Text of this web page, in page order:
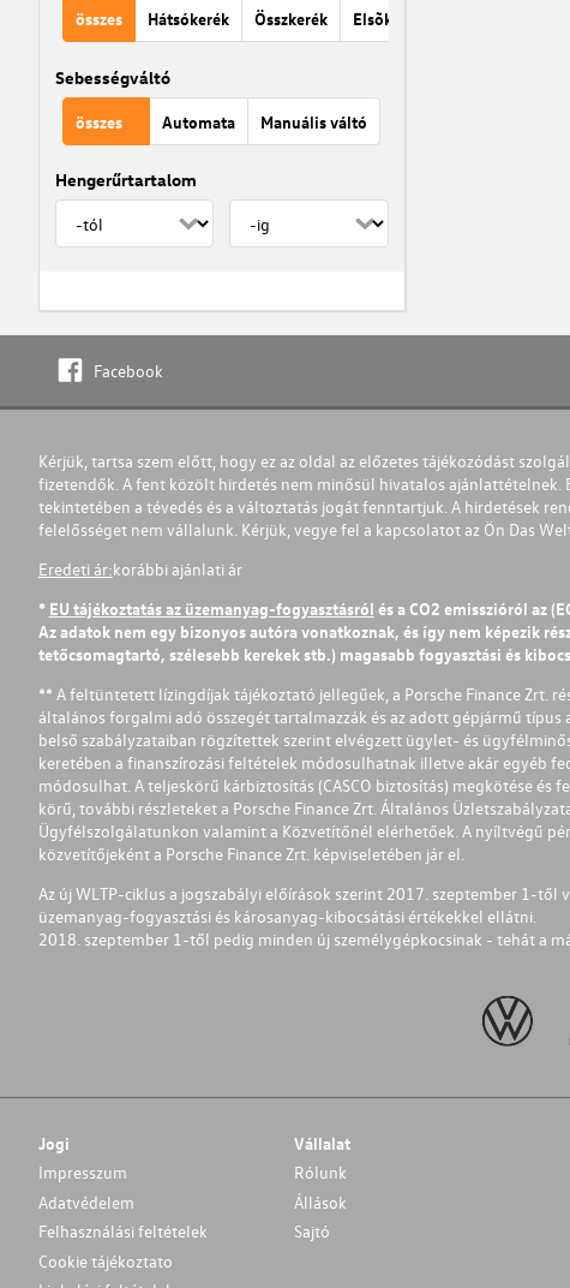
összes Hátsókerék Összkerék Elsõkerék
Sebességváltó
összes Automata Manuális váltó
Hengerűrtartalom
Facebook
Kérjük, tartsa szem előtt, hogy ez az oldal az előzetes tájékozódást
fizetendők. A fent közölt hirdetés nem minősül hivatalos
tekintetében a tévedés és a változtatás jogát fenntartjuk. A hirdetések
felelősséget nem vállalunk. Kérjük, vegye fel a kapcsolatot az Ön Das
Eredeti ár:korábbi ajánlati ár
* EU tájékoztatás az üzemanyag-fogyasztásról és a CO2 emisszióról az
Az adatok nem egy bizonyos autóra vonatkoznak, és így nem képezik
tetőcsomagtartó, szélesebb kerekek stb.) magasabb fogyasztási és
** A feltüntetett lízingdíjak tájékoztató jellegűek, a Porsche Finance Zrt.
általános forgalmi adó összegét tartalmazzák és az adott gépjármű
belső szabályzataiban rögzítettek szerint elvégzett ügylet- és
keretében a finanszírozási feltételek módosulhatnak illetve akár egyéb
módosulhat. A teljeskörű kárbiztosítás (CASCO biztosítás) megkötése
körű, további részleteket a Porsche Finance Zrt. Általános
Ügyfélszolgálatunkon valamint a Közvetítőnél elérhetőek. A nyíltvégű
közvetítőjeként a Porsche Finance Zrt. képviseletében jár el.
Az új WLTP-ciklus a jogszabályi előírások szerint 2017. szeptember 1-
üzemanyag-fogyasztási és károsanyag-kibocsátási értékekkel ellátni.
2018. szeptember 1-től pedig minden új személygépkocsinak - tehát a
Jogi
Impresszum
Adatvédelem
Felhasználási feltételek
Cookie tájékoztato
Vállalat
Rólunk
Állások
Sajtó